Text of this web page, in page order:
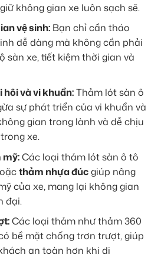
không gian xe luôn sạch sẽ.
vệ sinh: Bạn chỉ cần tháo
dễ dàng mà không cần phải
sàn xe, tiết kiệm thời gian và
và vi khuẩn:Thảm lót sàn ô
sự phát triển của vi khuẩn và
gian trong lành và dễ chịu
xe.
mỹ:Các loại thảm lót sàn ô tô
thảm nhựa đúcgiúp nâng
của xe, mang lại không gian
đại.
Các loại thảm như thảm 360
bề mặt chống trơn trượt, giúp
an toàn hơn khi di